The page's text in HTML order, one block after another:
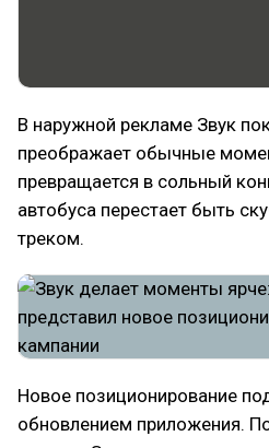
В наружной рекламе Звук
преображает обычные
превращается в сольный
автобуса перестает быть
треком.
Новое позиционирование
обновлением приложения.